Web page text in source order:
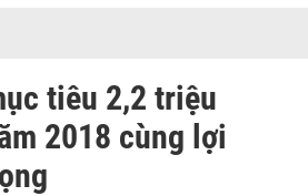
tiêu 2,2 triệu
2018 cùng lợi